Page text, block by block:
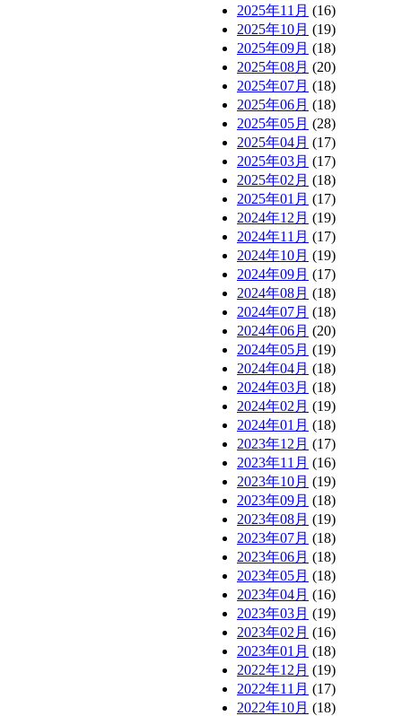
2025年11月 (16)
2025年10月 (19)
2025年09月 (18)
2025年08月 (20)
2025年07月 (18)
2025年06月 (18)
2025年05月 (28)
2025年04月 (17)
2025年03月 (17)
2025年02月 (18)
2025年01月 (17)
2024年12月 (19)
2024年11月 (17)
2024年10月 (19)
2024年09月 (17)
2024年08月 (18)
2024年07月 (18)
2024年06月 (20)
2024年05月 (19)
2024年04月 (18)
2024年03月 (18)
2024年02月 (19)
2024年01月 (18)
2023年12月 (17)
2023年11月 (16)
2023年10月 (19)
2023年09月 (18)
2023年08月 (19)
2023年07月 (18)
2023年06月 (18)
2023年05月 (18)
2023年04月 (16)
2023年03月 (19)
2023年02月 (16)
2023年01月 (18)
2022年12月 (19)
2022年11月 (17)
2022年10月 (18)